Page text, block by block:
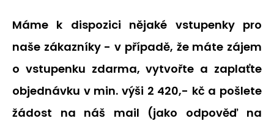
Máme k dispozici nějaké vstupenky pro
naše zákazníky - v případě, že máte zájem
o vstupenku zdarma, vytvořte a zaplaťte
objednávku v min. výši 2 420,- kč a pošlete
žádost na náš mail (jako odpověď na